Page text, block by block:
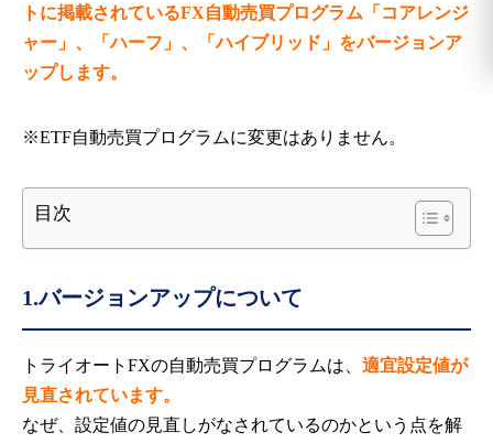
トに掲載されているFX自動売買プログラム「コアレンジ
ャー」、「ハーフ」、「ハイブリッド」をバージョンア
ップします。
※ETF自動売買プログラムに変更はありません。
目次
1.バージョンアップについて
トライオートFXの自動売買プログラムは、 適宜設定値が
見直されています。
なぜ、設定値の見直しがなされているのかという点を解